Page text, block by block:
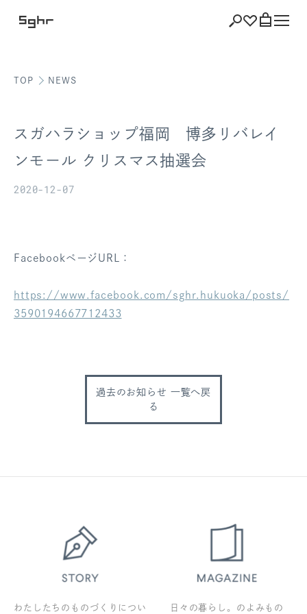
ショッピング バッグを見る
お気に入り
TOP NEWS
スガハラショップ福岡 博多リバレイ
ンモール クリスマス抽選会
2020-12-07
FacebookページURL：
https://www.facebook.com/sghr.hukuoka/posts/
3590194667712433
過去のお知らせ 一覧へ戻
る
わたしたちのものづくりについ 日々の暮らし。のよみもの